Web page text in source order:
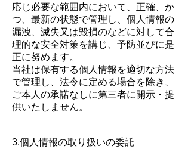
応じ必要な範囲内において、正確、か
つ、最新の状態で管理し、個人情報の
漏洩、滅失又は毀損のなどに対して合
理的な安全対策を講じ、予防並びに是
正に努めます。
当社は保有する個人情報を適切な方法
で管理し、法令に定める場合を除き、
ご本人の承諾なしに第三者に開示・提
供いたしません。
3.個人情報の取り扱いの委託